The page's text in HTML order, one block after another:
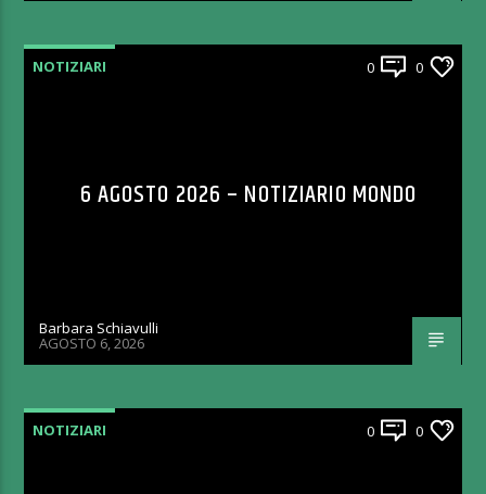
NOTIZIARI 0 0
6 AGOSTO 2026 – NOTIZIARIO MONDO
Barbara Schiavulli
AGOSTO 6, 2026
NOTIZIARI 0 0